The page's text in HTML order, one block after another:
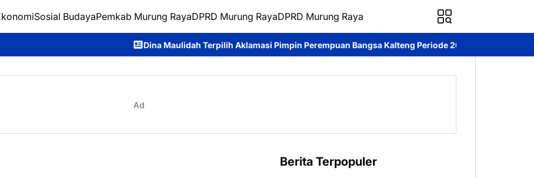
Sosial BudayaPemkab Murung RayaDPRD Murung RayaDPRD Murung Raya
Dina Maulidah Terpilih Aklamasi Pimpin Perempuan Bangsa Kalteng Periode 2026–2031 DPRD Murung Raya Studi
Ad
Berita Terpopuler